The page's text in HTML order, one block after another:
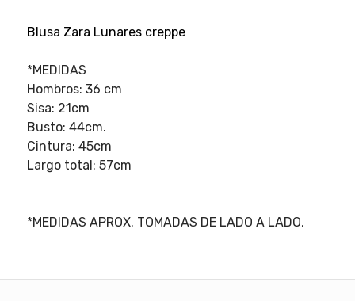
Blusa Zara Lunares creppe
*MEDIDAS
Hombros: 36 cm
Sisa: 21cm
Busto: 44cm.
Cintura: 45cm
Largo total: 57cm
*MEDIDAS APROX. TOMADAS DE LADO A LADO,